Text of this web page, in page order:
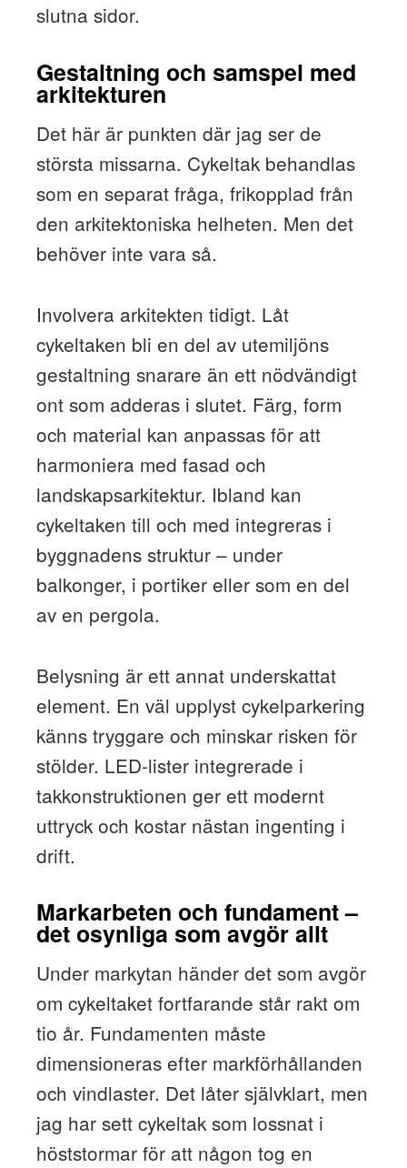
slutna sidor.
Gestaltning och samspel med
arkitekturen
Det här är punkten där jag ser de
största missarna. Cykeltak behandlas
som en separat fråga, frikopplad från
den arkitektoniska helheten. Men det
behöver inte vara så.
Involvera arkitekten tidigt. Låt
cykeltaken bli en del av utemiljöns
gestaltning snarare än ett nödvändigt
ont som adderas i slutet. Färg, form
och material kan anpassas för att
harmoniera med fasad och
landskapsarkitektur. Ibland kan
cykeltaken till och med integreras i
byggnadens struktur – under
balkonger, i portiker eller som en del
av en pergola.
Belysning är ett annat underskattat
element. En väl upplyst cykelparkering
känns tryggare och minskar risken för
stölder. LED-lister integrerade i
takkonstruktionen ger ett modernt
uttryck och kostar nästan ingenting i
drift.
Markarbeten och fundament –
det osynliga som avgör allt
Under markytan händer det som avgör
om cykeltaket fortfarande står rakt om
tio år. Fundamenten måste
dimensioneras efter markförhållanden
och vindlaster. Det låter självklart, men
jag har sett cykeltak som lossnat i
höststormar för att någon tog en